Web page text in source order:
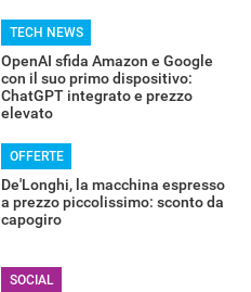
TECH NEWS
OpenAI sfida Amazon e Google
con il suo primo dispositivo:
ChatGPT integrato e prezzo
elevato
OFFERTE
De'Longhi, la macchina espresso
a prezzo piccolissimo: sconto da
capogiro
SOCIAL